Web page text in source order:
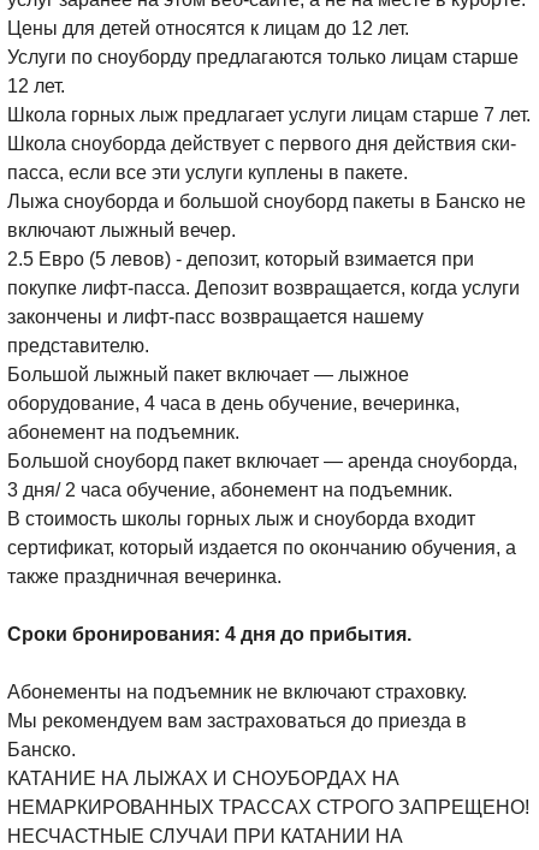
Цены для детей относятся к лицам до 12 лет.
Услуги по сноуборду предлагаются только лицам старше
12 лет.
Школа горных лыж предлагает услуги лицам старше 7 лет.
Школа сноуборда действует с первого дня действия ски-
пасса, если все эти услуги куплены в пакете.
Лыжа сноуборда и большой сноуборд пакеты в Банско не
включают лыжный вечер.
2.5 Евро (5 левов) - депозит, который взимается при
покупке лифт-пасса. Депозит возвращается, когда услуги
закончены и лифт-пасс возвращается нашему
представителю.
Большой лыжный пакет включает — лыжное
оборудование, 4 часа в день обучение, вечеринка,
абонемент на подъемник.
Большой сноуборд пакет включает — аренда сноуборда,
3 дня/ 2 часа обучение, абонемент на подъемник.
В стоимость школы горных лыж и сноуборда входит
сертификат, который издается по окончанию обучения, а
также праздничная вечеринка.
Сроки бронирования: 4 дня до прибытия.
Абонементы на подъемник не включают страховку.
Мы рекомендуем вам застраховаться до приезда в
Банско.
КАТАНИЕ НА ЛЫЖАХ И СНОУБОРДАХ НА
НЕМАРКИРОВАННЫХ ТРАССАХ СТРОГО ЗАПРЕЩЕНО!
НЕСЧАСТНЫЕ СЛУЧАИ ПРИ КАТАНИИ НА